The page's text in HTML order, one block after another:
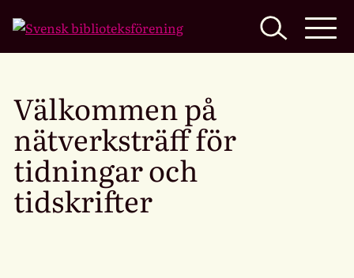
Home
Välkommen på
nätverksträff för
tidningar och
tidskrifter